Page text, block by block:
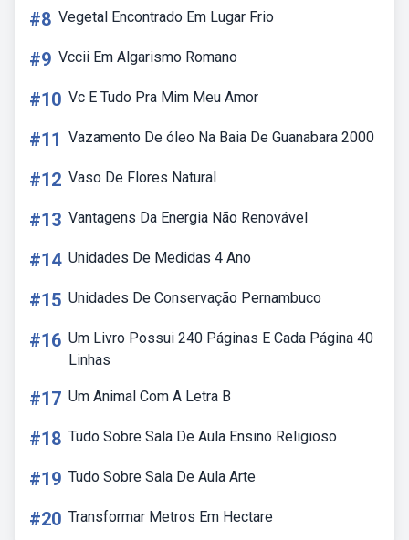
#8 Vegetal Encontrado Em Lugar Frio
#9 Vccii Em Algarismo Romano
#10 Vc E Tudo Pra Mim Meu Amor
#11 Vazamento De óleo Na Baia De Guanabara 2000
#12 Vaso De Flores Natural
#13 Vantagens Da Energia Não Renovável
#14 Unidades De Medidas 4 Ano
#15 Unidades De Conservação Pernambuco
#16 Um Livro Possui 240 Páginas E Cada Página 40
Linhas
#17 Um Animal Com A Letra B
#18 Tudo Sobre Sala De Aula Ensino Religioso
#19 Tudo Sobre Sala De Aula Arte
#20 Transformar Metros Em Hectare